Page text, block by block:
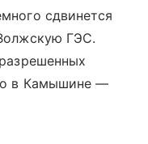
сдвинется
ГЭС.
в Камышине —